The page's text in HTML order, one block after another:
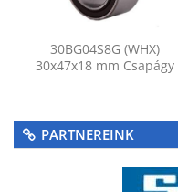
30BG04S8G (WHX)
30x47x18 mm Csapágy
PARTNEREINK